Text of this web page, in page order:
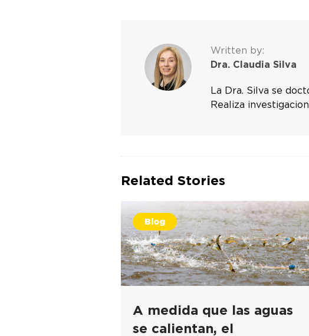
Written by:
Dra. Claudia Silva
La Dra. Silva se
Realiza
Related Stories
Blog
A medida que las aguas
se calientan, el